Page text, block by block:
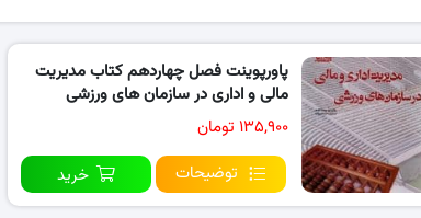
پاورپوینت فصل چهاردهم کتاب مدیریت
مالی و اداری در سازمان های ورزشی
۱۳۵,۹۰۰ تومان
توضیحات
خرید